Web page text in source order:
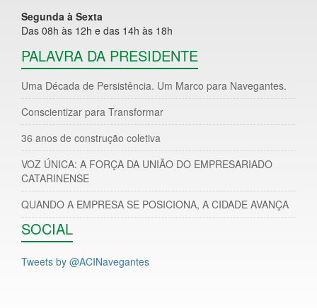
Segunda à Sexta
Das 08h às 12h e das 14h às 18h
PALAVRA DA PRESIDENTE
Uma Década de Persistência. Um Marco para Navegantes.
Conscientizar para Transformar
36 anos de construção coletiva
VOZ ÚNICA: A FORÇA DA UNIÃO DO EMPRESARIADO
CATARINENSE
QUANDO A EMPRESA SE POSICIONA, A CIDADE AVANÇA
SOCIAL
Tweets by @ACINavegantes